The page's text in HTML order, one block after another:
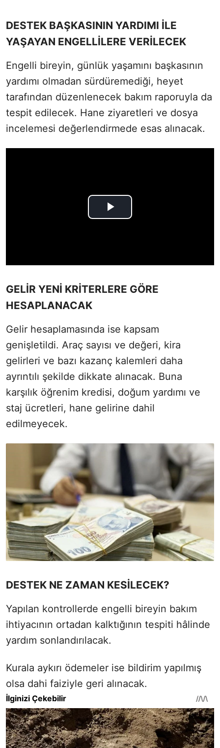
DESTEK BAŞKASININ YARDIMI İLE
YAŞAYAN ENGELLİLERE VERİLECEK
Engelli bireyin, günlük yaşamını başkasının
yardımı olmadan sürdüremediği, heyet
tarafından düzenlenecek bakım raporuyla da
tespit edilecek. Hane ziyaretleri ve dosya
incelemesi değerlendirmede esas alınacak.
GELİR YENİ KRİTERLERE GÖRE
HESAPLANACAK
Gelir hesaplamasında ise kapsam
genişletildi. Araç sayısı ve değeri, kira
gelirleri ve bazı kazanç kalemleri daha
ayrıntılı şekilde dikkate alınacak. Buna
karşılık öğrenim kredisi, doğum yardımı ve
staj ücretleri, hane gelirine dahil
edilmeyecek.
DESTEK NE ZAMAN KESİLECEK?
Yapılan kontrollerde engelli bireyin bakım
ihtiyacının ortadan kalktığının tespiti hâlinde
yardım sonlandırılacak.
Kurala aykırı ödemeler ise bildirim yapılmış
olsa dahi faiziyle geri alınacak.